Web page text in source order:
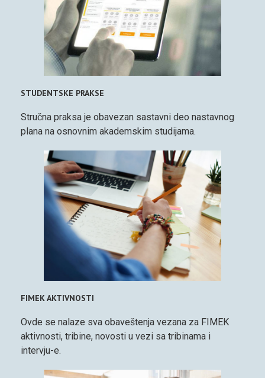
STUDENTSKE PRAKSE
Stručna praksa je obavezan sastavni deo nastavnog
plana na osnovnim akademskim studijama.
FIMEK AKTIVNOSTI
Ovde se nalaze sva obaveštenja vezana za FIMEK
aktivnosti, tribine, novosti u vezi sa tribinama i
intervju-e.